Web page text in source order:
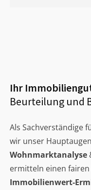
Ihr
Beurteilung und
Als Sachverständige
wir unser
Wohnmarktanalyse
ermitteln einen
Immobilienwert-